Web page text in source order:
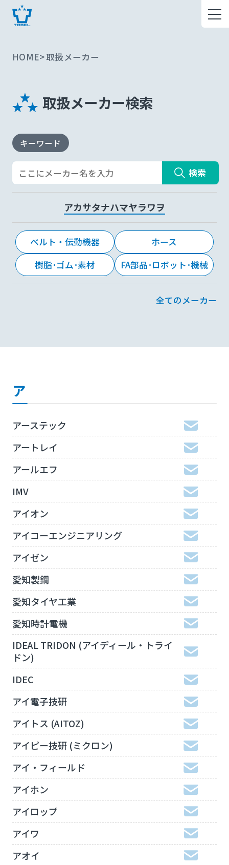
HOME 取扱メーカー
取扱メーカー検索
キーワード
検索
アカサタナハマヤラワヲ
ベルト・伝動機器
ホース
樹脂･ゴム･素材
FA部品･ロボット･機械
全てのメーカー
ア
アーステック
アートレイ
アールエフ
IMV
アイオン
アイコーエンジニアリング
アイゼン
愛知製鋼
愛知タイヤ工業
愛知時計電機
IDEAL TRIDON (アイディール・トライ
ドン)
IDEC
アイ電子技研
アイトス (AITOZ)
アイピー技研 (ミクロン)
アイ・フィールド
アイホン
アイロップ
アイワ
アオイ